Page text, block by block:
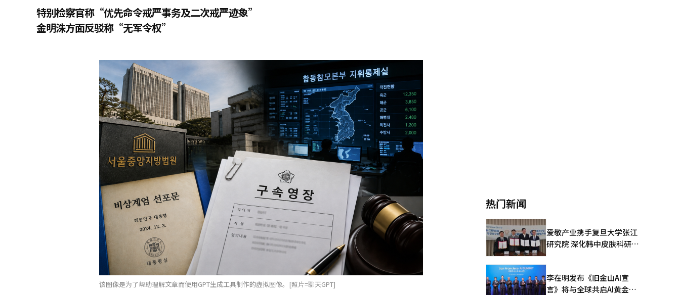
特别检察官称“优先命令戒严事务及二次戒严迹象”
金明洙方面反驳称“无军令权”
该图像是为了帮助理解文章而使用GPT生成工具制作的虚拟图像。[照片=聊天GPT]
热门新闻
爱敬产业携手复旦大学张江
研究院 深化韩中皮肤科研合
李在明发布《旧金山AI宣
言》将与全球共启AI黄金时